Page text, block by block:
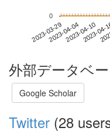
2023-03-292023-04-042023-04-10
2023-
0
外部データベ
Google Scholar
Twitter (28